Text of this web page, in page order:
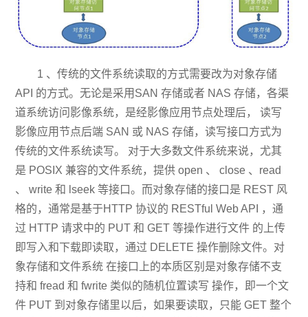
1 、传统的文件系统读取的方式需要改为对象存储
API 的方式。无论是采用SAN 存储或者 NAS 存储，各渠
道系统访问影像系统，是经影像应用节点处理后， 读写
影像应用节点后端 SAN 或 NAS 存储，读写接口方式为
传统的文件系统读写。 对于大多数文件系统来说，尤其
是 POSIX 兼容的文件系统，提供 open 、 close 、read
、 write 和 lseek 等接口。而对象存储的接口是 REST 风
格的，通常是基于HTTP 协议的 RESTful Web API ，通
过 HTTP 请求中的 PUT 和 GET 等操作进行文件 的上传
即写入和下载即读取，通过 DELETE 操作删除文件。对
象存储和文件系统 在接口上的本质区别是对象存储不支
持和 fread 和 fwrite 类似的随机位置读写 操作，即一个文
件 PUT 到对象存储里以后，如果要读取，只能 GET 整个